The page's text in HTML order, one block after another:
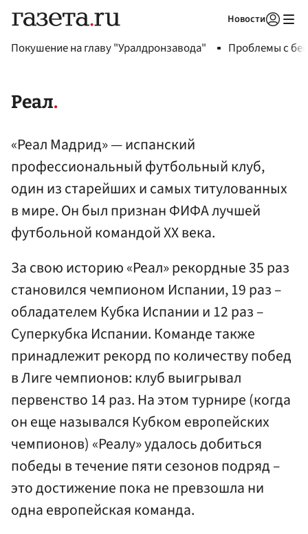
Новости
Покушение на главу "Уралдронзавода" Проблемы с
Реал
«Реал Мадрид» — испанский
профессиональный футбольный клуб,
один из старейших и самых титулованных
в мире. Он был признан ФИФА лучшей
футбольной командой XX века.
За свою историю «Реал» рекордные 35 раз
становился чемпионом Испании, 19 раз –
обладателем Кубка Испании и 12 раз –
Суперкубка Испании. Команде также
принадлежит рекорд по количеству побед
в Лиге чемпионов: клуб выигрывал
первенство 14 раз. На этом турнире (когда
он еще назывался Кубком европейских
чемпионов) «Реалу» удалось добиться
победы в течение пяти сезонов подряд –
это достижение пока не превзошла ни
одна европейская команда.